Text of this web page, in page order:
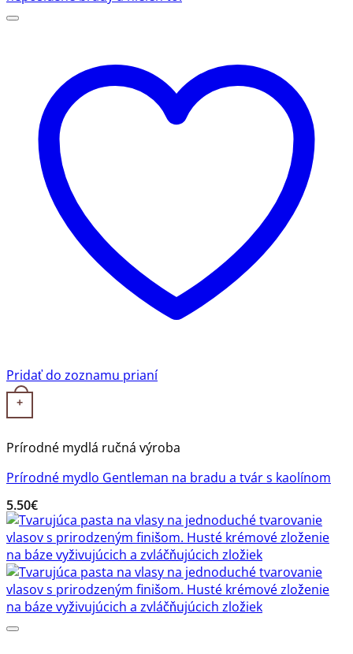
Pridať do zoznamu prianí
+
Prírodné mydlá ručná výroba
Prírodné mydlo Gentleman na bradu a tvár s kaolínom
5.50€